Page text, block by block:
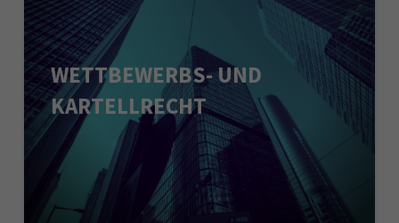
WETTBEWERBS- UND
KARTELLRECHT